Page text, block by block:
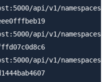
api/v1/
api/v1/
api/v1/